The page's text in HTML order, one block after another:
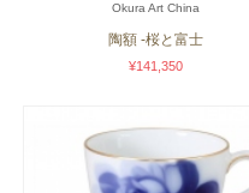
Okura Art China
陶額 -桜と富士
¥141,350